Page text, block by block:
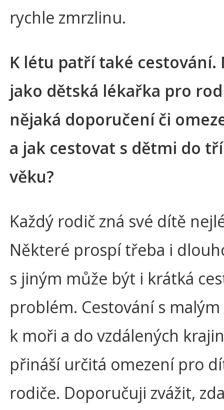
rychle zmrzlinu.
K létu patří také cestování.
jako dětská lékařka pro
nějaká doporučení či
a jak cestovat s dětmi do
věku?
Každý rodič zná své dítě
Některé prospí třeba i
s jiným může být i krátká
problém. Cestování s
k moři a do vzdálených
přináší určitá omezení pro
rodiče. Doporučuji zvážit,